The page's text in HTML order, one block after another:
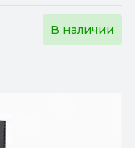
В наличии